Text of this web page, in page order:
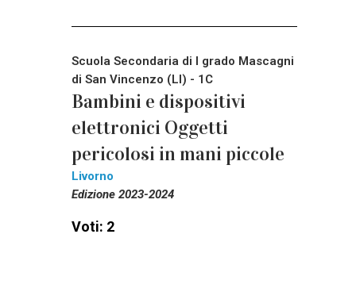
Scuola Secondaria di I grado Mascagni
di San Vincenzo (LI) - 1C
Bambini e dispositivi
elettronici Oggetti
pericolosi in mani piccole
Livorno
Edizione 2023-2024
Voti: 2